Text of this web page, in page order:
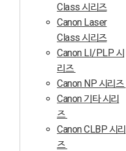
Class 시리즈
Canon Laser
Class 시리즈
Canon LI/PLP 시
리즈
Canon NP 시리즈
Canon 기타 시리
즈
Canon CLBP 시리
즈